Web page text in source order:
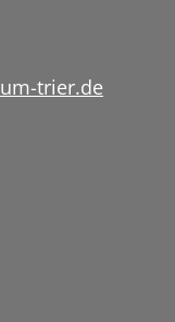
trier.de